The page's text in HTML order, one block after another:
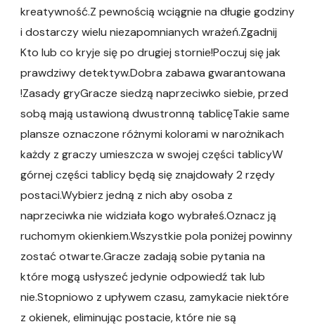
kreatywność.Z pewnością wciągnie na długie godziny
i dostarczy wielu niezapomnianych wrażeń.Zgadnij
Kto lub co kryje się po drugiej stornie!Poczuj się jak
prawdziwy detektyw.Dobra zabawa gwarantowana
!Zasady gryGracze siedzą naprzeciwko siebie, przed
sobą mają ustawioną dwustronną tablicęTakie same
plansze oznaczone różnymi kolorami w narożnikach
każdy z graczy umieszcza w swojej części tablicyW
górnej części tablicy będą się znajdowały 2 rzędy
postaci.Wybierz jedną z nich aby osoba z
naprzeciwka nie widziała kogo wybrałeś.Oznacz ją
ruchomym okienkiem.Wszystkie pola poniżej powinny
zostać otwarte.Gracze zadają sobie pytania na
które mogą usłyszeć jedynie odpowiedź tak lub
nie.Stopniowo z upływem czasu, zamykacie niektóre
z okienek, eliminując postacie, które nie są